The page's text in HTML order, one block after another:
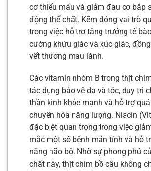
cơ thiếu máu và giảm đau cơ bắp
động thể chất. Kẽm đóng vai trò
trong việc hỗ trợ tăng trưởng tế
cường khứu giác và xúc giác,
vết thương mau lành.
Các vitamin nhóm B trong thịt
tác dụng bảo vệ da và tóc, duy trì
thần kinh khỏe mạnh và hỗ trợ
chuyển hóa năng lượng. Niacin
đặc biệt quan trọng trong việc
mắc một số bệnh mãn tính và hỗ
năng não bộ. Nhờ sự phong phú
chất này, thịt chim bồ câu không